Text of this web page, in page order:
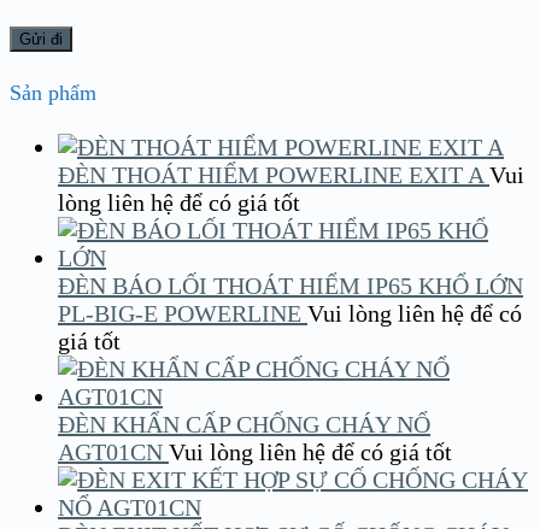
Sản phẩm
ĐÈN THOÁT HIỂM POWERLINE EXIT A Vui
lòng liên hệ để có giá tốt
ĐÈN BÁO LỐI THOÁT HIỂM IP65 KHỔ LỚN
PL-BIG-E POWERLINE Vui lòng liên hệ để có
giá tốt
ĐÈN KHẨN CẤP CHỐNG CHÁY NỔ
AGT01CN Vui lòng liên hệ để có giá tốt